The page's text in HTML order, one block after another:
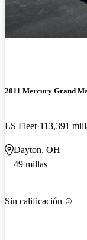
2011 Mercury Grand
LS Fleet 113,391
Dayton, OH
49 millas
Sin calificación